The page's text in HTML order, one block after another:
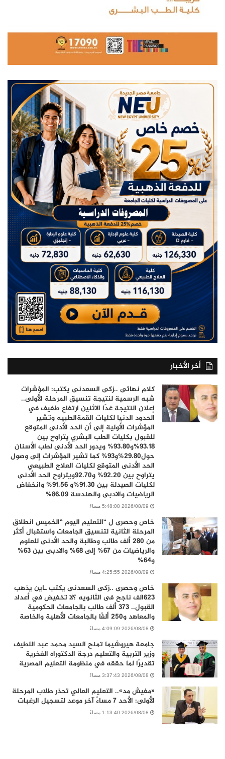
أخر الأخبار
كلام نهائى ..زكى السعدنى يكتب: المؤشرات
شبه الرسمية لنتيجة تنسيق المرحلة الأولى..
إعلان النتيجة غدًا الاثنين ارتفاع طفيف في
الحدود الدنيا لكليات القمةالطبيه وتشير
المؤشرات الأولية إلى أن الحد الأدنى المتوقع
للقبول بكليات الطب البشري يتراوح بين
93.18%و93.80% ويدور الحد الأدنى لطب الأسنان
حول29.80%و93% كما تشير المؤشرات إلى وصول
الحد الأدنى المتوقع لكليات العلاج الطبيعي
يتراوح بين 92.20% و92.70ويتراوح الحد الأدنى
لكليات الصيدلة بين 91.30%و 91.56% وانخفاض
الرياضيات والادبى والهندسة 86.09%
2026/08/09 5:48:08 مساءً
خاص وحصرى ل “التعليم اليوم “الخميس انطلاق
المرحلة الثانية لتنسيق الجامعات واستقبال أكثر
من 280 ألف طالب وطالبة والحد الأدنى للعلوم
والرياضيات من 67% إلى 68% والادبى بين 63%
و64%
2026/08/09 4:25:55 مساءً
خاص وحصرى ..زكى السعدنى يكتب ـاين يذهب
٦٢٣الف ناجح فى الثانويه ؟لا تخفيض في أعداد
القبول.. 373 ألف طالب بالجامعات الحكومية
والمعاهد و250 ألفًا بالجامعات الأهلية والخاصة
2026/08/08 4:09:09 مساءً
جامعة هيروشيما تمنح السيد محمد عبد اللطيف
وزير التربية والتعليم درجة الدكتوراه الفخرية
تقديرًا لما حققه في منظومة التعليم المصرية
2026/08/08 3:37:43 مساءً
«مفيش مد».. التعليم العالي تحذر طلاب المرحلة
الأولى: الأحد 7 مساءً آخر موعد لتسجيل الرغبات
2026/08/08 1:13:40 مساءً